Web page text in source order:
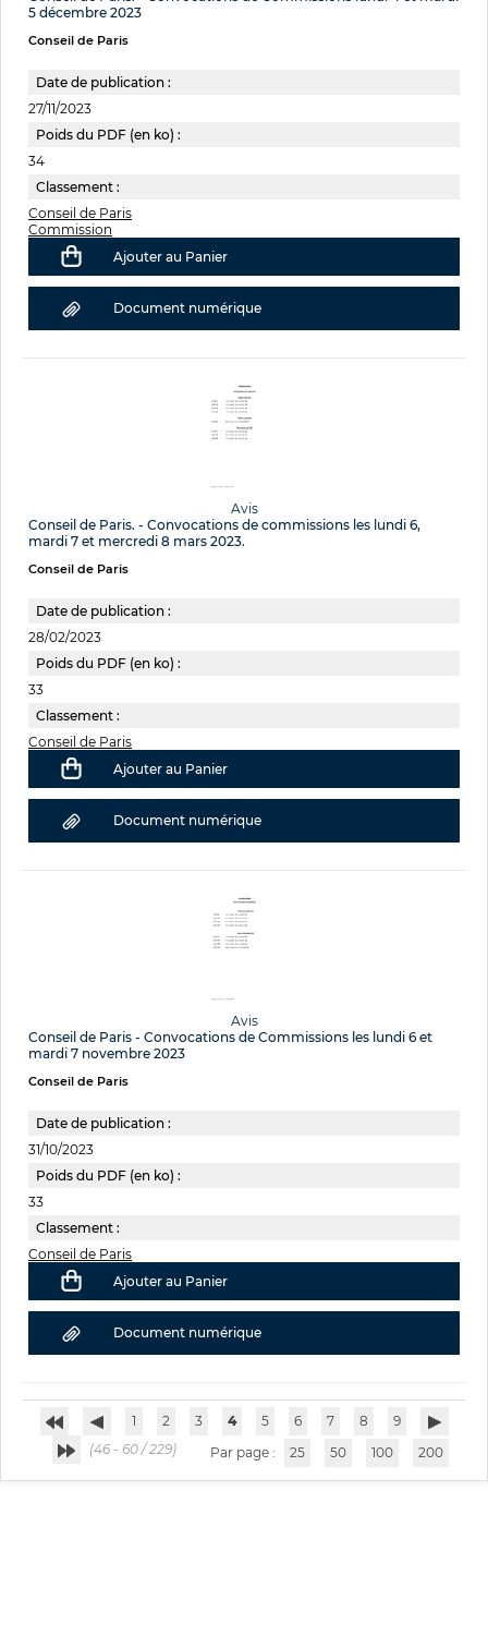
5 décembre 2023
Conseil de Paris
Date de publication :
27/11/2023
Poids du PDF (en ko) :
34
Classement :
Conseil de Paris
Commission
Ajouter au Panier
Document numérique
Avis
Conseil de Paris. - Convocations de commissions les lundi 6,
mardi 7 et mercredi 8 mars 2023.
Conseil de Paris
Date de publication :
28/02/2023
Poids du PDF (en ko) :
33
Classement :
Conseil de Paris
Ajouter au Panier
Document numérique
Avis
Conseil de Paris - Convocations de Commissions les lundi 6 et
mardi 7 novembre 2023
Conseil de Paris
Date de publication :
31/10/2023
Poids du PDF (en ko) :
33
Classement :
Conseil de Paris
Ajouter au Panier
Document numérique
1 2 3 4 5 6 7 8
9
(46 - 60 / 229)
Par page : 25 50 100 200